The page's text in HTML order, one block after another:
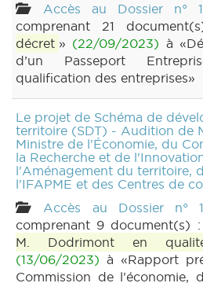
Accès au Dossier n°
comprenant 21
décret » (22/09/2023) à
d’un Passeport
qualification des entreprises»
Le projet de Schéma de
territoire (SDT) - Audition de
Ministre de l'Économie, du
la Recherche et de
l'Aménagement du territoire,
l'IFAPME et des Centres de
Accès au Dossier n°
comprenant 9 document(s)
M. Dodrimont en
(13/06/2023) à «Rapport
Commission de l'économie,